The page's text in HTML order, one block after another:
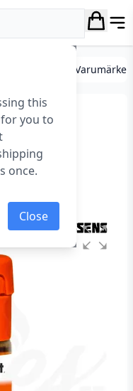
this
you to
once.
Close
Essenser
Mint